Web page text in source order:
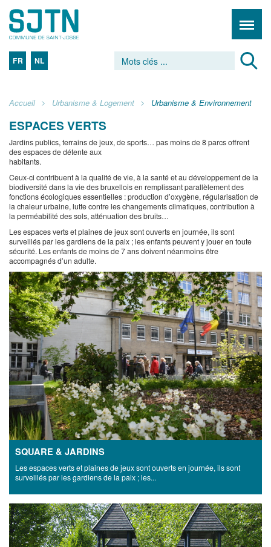
FR NL
Accueil Urbanisme & Logement Urbanisme & Environnement
ESPACES VERTS
Jardins publics, terrains de jeux, de sports… pas moins de 8 parcs offrent
des espaces de détente aux
habitants.
Ceux-ci contribuent à la qualité de vie, à la santé et au développement de la
biodiversité dans la vie des bruxellois en remplissant parallèlement des
fonctions écologiques essentielles : production d’oxygène, régularisation de
la chaleur urbaine, lutte contre les changements climatiques, contribution à
la perméabilité des sols, atténuation des bruits…
Les espaces verts et plaines de jeux sont ouverts en journée, ils sont
surveillés par les gardiens de la paix ; les enfants peuvent y jouer en toute
sécurité. Les enfants de moins de 7 ans doivent néanmoins être
accompagnés d’un adulte.
SQUARE & JARDINS
Les espaces verts et plaines de jeux sont ouverts en journée, ils sont
surveillés par les gardiens de la paix ; les...